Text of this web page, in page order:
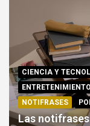
CIENCIA Y
ENTRETENIMIENTO
NOTIFRASES
Las notifrases